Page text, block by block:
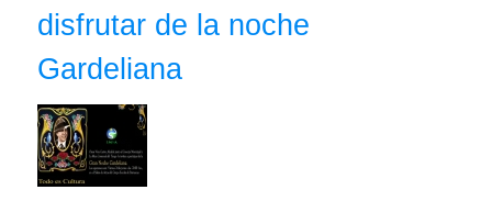
disfrutar de la noche
Gardeliana